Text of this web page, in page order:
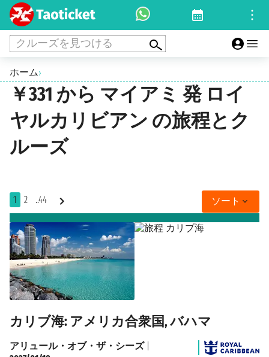
クルーズを見つける
ホーム›
￥331 から マイアミ 発 ロイ
ヤルカリビアン の旅程とク
ルーズ
1 2 ..44 ソート
カリブ海: アメリカ合衆国, バハマ
アリュール・オブ・ザ・シーズ|